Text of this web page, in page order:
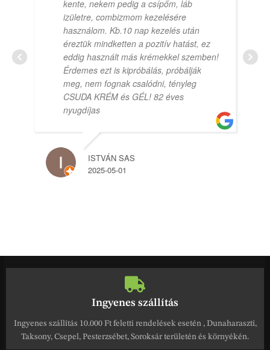
kente, nekem pedig a csípőm, láb
izületre, combizmom kezelésére
használom. Kb.10 nap kezelés után
éreztük mindketten a pozitív hatást, ez
eddig használt más krémekkel szemben!
Érdemes ezt is kipróbálás, próbálják
meg, nem fognak csalódni, tényleg
CSUDA KRÉM és GÉL! 82 éves
nyugdíjas
ISTVÁN SAS
2025-05-01
Ingyenes szállítás
Ingyenes szállítás 10.000 Ft feletti rendelések esetén , Dunaharaszti,
Taksony, Csepel, Pesterzsébet, Soroksár területén és környékén.